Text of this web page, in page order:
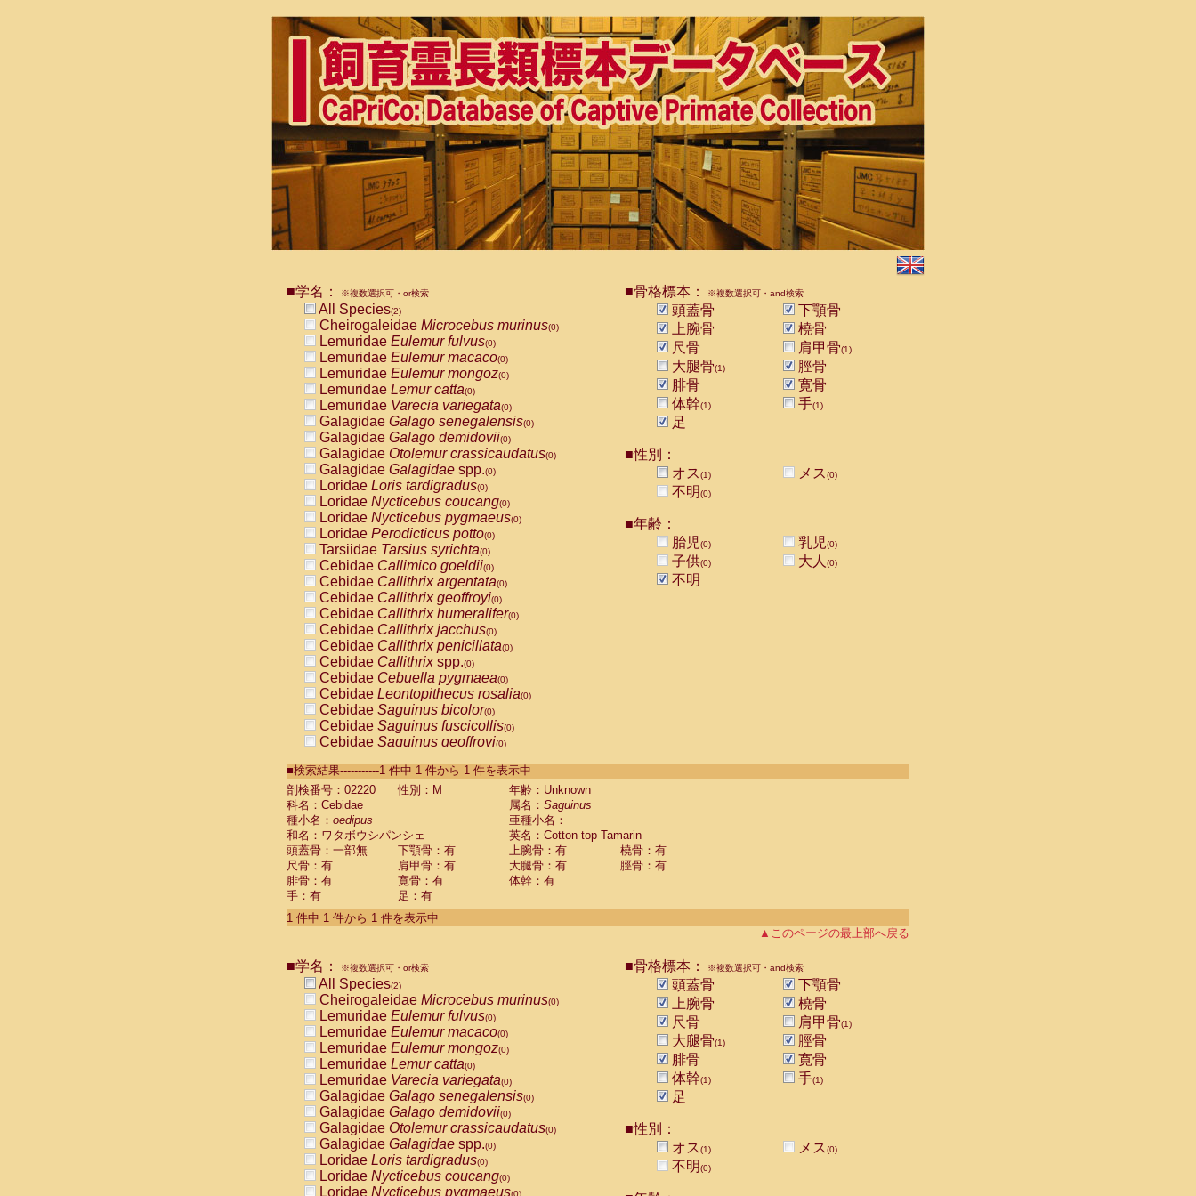
■学名： ※複数選択可・or検索
All Species(2)
Cheirogaleidae Microcebus murinus(0)
Lemuridae Eulemur fulvus(0)
Lemuridae Eulemur macaco(0)
Lemuridae Eulemur mongoz(0)
Lemuridae Lemur catta(0)
Lemuridae Varecia variegata(0)
Galagidae Galago senegalensis(0)
Galagidae Galago demidovii(0)
Galagidae Otolemur crassicaudatus(0)
Galagidae Galagidae spp.(0)
Loridae Loris tardigradus(0)
Loridae Nycticebus coucang(0)
Loridae Nycticebus pygmaeus(0)
Loridae Perodicticus potto(0)
Tarsiidae Tarsius syrichta(0)
Cebidae Callimico goeldii(0)
Cebidae Callithrix argentata(0)
Cebidae Callithrix geoffroyi(0)
Cebidae Callithrix humeralifer(0)
Cebidae Callithrix jacchus(0)
Cebidae Callithrix penicillata(0)
Cebidae Callithrixspp.(0)
Cebidae Cebuella pygmaea(0)
Cebidae Leontopithecus rosalia(0)
Cebidae Saguinus bicolor(0)
Cebidae Saguinus fuscicollis(0)
Cebidae Saguinus geoffroyi(0)
CebidaeSaguinus labiatus(0)
Cebidae Saguinus leucopus (0)
Cebidae
Cebidae
CebidaeSaguinus nigricollis (1)
Cebidae Saguinus oedipus
Cebidae Saguinus weddelli
Cebidae Saguinusspp.
Cebidae Aotus trivirgatus
Cebidae Cebus albifrons
CebidaeCebus nigrivittatus
CebidaeCebus
CebidaeSaimiri boliviensis(0)
CebidaeSaimiri sciureus(0)
AtelidaeAlouatta caraya(0)
AtelidaeAlouatta fusca(0)
AtelidaeAlouatta seniculus
AtelidaeAlouattaspp.(0)
AtelidaeAteles belzebuth(0)
AtelidaeAteles geoffroyi(0)
AtelidaeAteles paniscus(0)
AtelidaeAtelesspp.(0)
Atelidae Lagothrix lagothricha
AtelidaeLagothrix lagothricha cana
PitheciidaeCacajao calvus rubicundus
■骨格標本： ※複数選択可・and検索
頭蓋骨
下顎骨
上腕骨
橈骨
尺骨
肩甲骨(1)
大腿骨(1)
脛骨
腓骨
寛骨
体幹(1) 手(1)
足
■性別：
オス(1) メス(0)
不明(0)
■年齢：
胎児(0) 乳児(0)
子供(0) 大人 (0)
不明
■検索結果-----------1 件中 1 件から 1 件を表示中
剖検番号：02220
性別：M
年齢：Unknown
科名：Cebidae
属名： Saguinus
種小名： oedipus
亜種小名：
和名：ワタボウシパンシェ
英名：Cotton-top Tamarin
頭蓋骨：一部無
下顎骨：有 上腕骨：有
橈骨：有
尺骨：有
肩甲骨：有 大腿骨：有
脛骨：有
腓骨：有
寛骨：有
体幹：有
手：有
足：有
1 件中 1 件から 1 件を表示中
▲このページの最上部へ戻る
■学名： ※複数選択可・or検索
All Species(2)
Cheirogaleidae Microcebus murinus(0)
Lemuridae Eulemur fulvus(0)
Lemuridae Eulemur macaco(0)
Lemuridae Eulemur mongoz(0)
Lemuridae Lemur catta(0)
Lemuridae Varecia variegata(0)
Galagidae Galago senegalensis(0)
Galagidae Galago demidovii(0)
Galagidae Otolemur crassicaudatus(0)
Galagidae Galagidae spp.(0)
Loridae Loris tardigradus(0)
Loridae Nycticebus coucang(0)
Loridae Nycticebus pygmaeus(0)
■骨格標本： ※複数選択可・and検索
頭蓋骨
下顎骨
上腕骨
橈骨
尺骨
肩甲骨(1)
大腿骨(1)
脛骨
腓骨
寛骨
体幹(1) 手(1)
足
■性別：
オス(1) メス(0)
不明(0)